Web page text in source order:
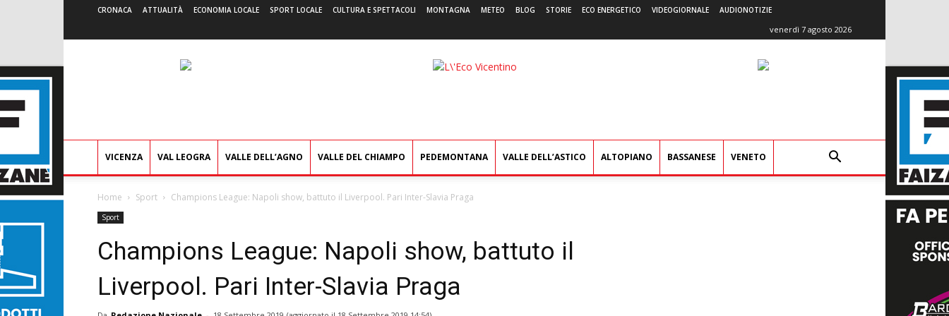
CRONACA ATTUALITÀ ECONOMIA LOCALE SPORT LOCALE CULTURA E SPETTACOLI MONTAGNA METEO BLOG STORIE ECO ENERGETICO VIDEOGIORNALE AUDIONOTIZIE
venerdì 7 agosto 2026
L'Eco
VICENZA VAL LEOGRA VALLE DELL’AGNO VALLE DEL CHIAMPO PEDEMONTANA VALLE DELL’ASTICO ALTOPIANO BASSANESE VENETO
Home Sport Champions League: Napoli show, battuto il Liverpool. Pari Inter-Slavia Praga
Sport
Champions League: Napoli show, battuto il
Liverpool. Pari Inter-Slavia Praga